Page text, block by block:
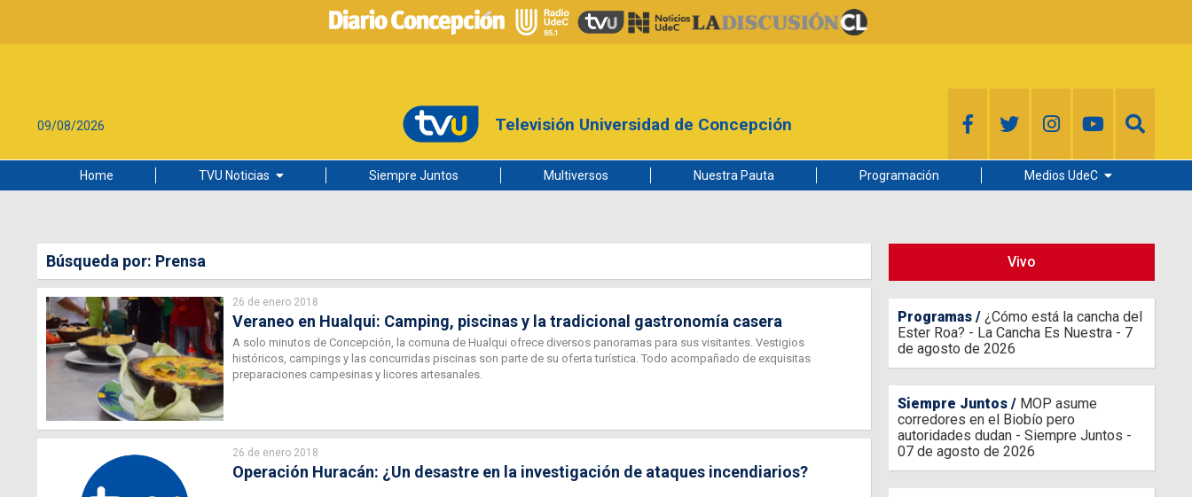
09/08/2026 Televisión Universidad de Concepción
Home TVU Noticias
Ciudad
Universidad de Concepción
Siempre Juntos Multiversos Nuestra Pauta Programación Medios UdeC
Radio UdeC
Búsqueda por: Prensa
26 de enero 2018
Veraneo en Hualqui: Camping, piscinas y la tradicional gastronomía casera
A solo minutos de Concepción, la comuna de Hualqui ofrece diversos panoramas para sus visitantes. Vestigios
históricos, campings y las concurridas piscinas son parte de su oferta turística. Todo acompañado de exquisitas
preparaciones campesinas y licores artesanales.
26 de enero 2018
Operación Huracán: ¿Un desastre en la investigación de ataques incendiarios?
Vivo
Programas
¿Cómo está la cancha del
Ester Roa? - La Cancha Es Nuestra - 7
de agosto de 2026
Siempre Juntos
MOP asume
corredores en el Biobío pero
autoridades dudan - Siempre Juntos -
07 de agosto de 2026